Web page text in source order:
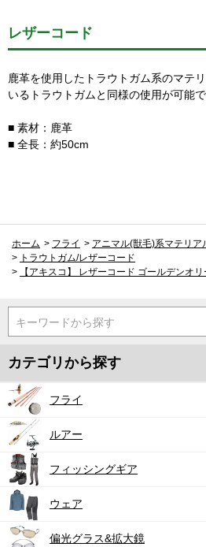
レザーコード
鹿革を使用したトラウトガム系のマテ
いるトラウトガムと同様の使用が可能で
■ 素材：鹿革
■ 全長：約50cm
ホーム > フライ > アニマル(獣毛)系マテリア
> トラウトガム/レザーコード
>
【アキスコ】 レザーコード ゴールデンオ
キーワードから探す
カテゴリから探す
フライ
ルアー
フィッシングギア
ウェア
偏光グラス&拡大鏡